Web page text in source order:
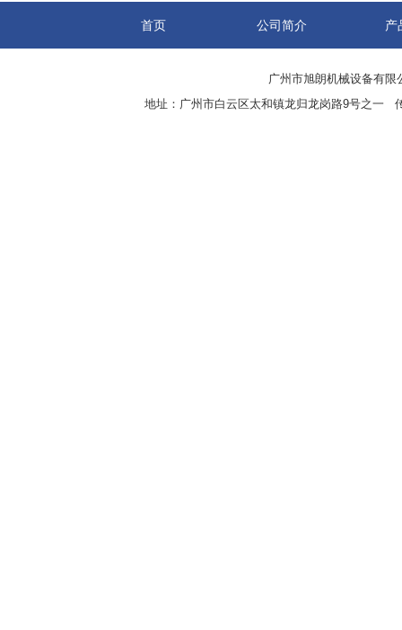
首页 公司简介 产
广州市旭朗机械设备有限
地址：广州市白云区太和镇龙归龙岗路9号之一